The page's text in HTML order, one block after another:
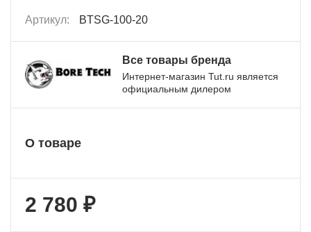
Артикул: BTSG-100-20
Все товары бренда
Интернет-магазин Tut.ru является
официальным дилером
О товаре
2 780 ₽